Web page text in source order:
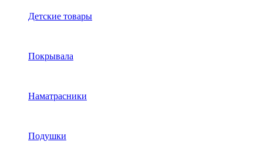
Детские товары
Покрывала
Наматрасники
Подушки